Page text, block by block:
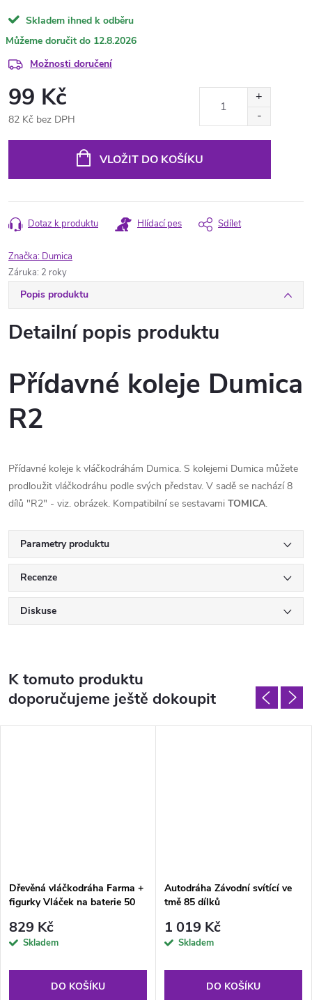
Skladem ihned k odběru
12.8.2026
Možnosti doručení
99 Kč
82 Kč bez DPH
VLOŽIT DO KOŠÍKU
Dotaz k produktu Hlídací pes Sdílet
Značka: Dumica
Záruka: 2 roky
Popis produktu
Detailní popis produktu
Přídavné koleje Dumica
R2
Přídavné koleje k vláčkodráhám Dumica. S kolejemi Dumica můžete
prodloužit vláčkodráhu podle svých představ. V sadě se nachází 8
dílů "R2" - viz. obrázek. Kompatibilní se sestavami TOMICA.
Parametry produktu
Recenze
Diskuse
K tomuto produktu
doporučujeme ještě dokoupit
Dřevěná vláčkodráha Farma +
figurky Vláček na baterie 50
829 Kč
Skladem
DO KOŠÍKU
Autodráha Závodní svítící ve
tmě 85 dílků
1 019 Kč
Skladem
DO KOŠÍKU